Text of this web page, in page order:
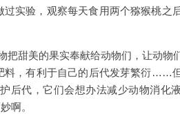
实验，观察每天食用两个猕猴桃之
把甜美的果实奉献给动物们，让动物
料，有利于自己的后代发芽繁衍……
后代，它们会想办法减少动物消化
啊。